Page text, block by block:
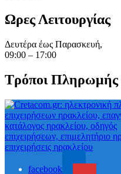
Ωρες Λειτουργίας
Δευτέρα έως Παρασκευή,
09:00 – 17:00
Τρόποι Πληρωμής
facebook